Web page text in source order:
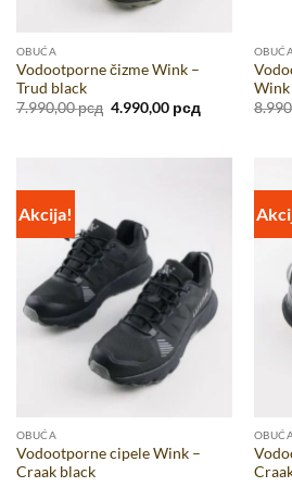
OBUĆA
Vodootporne čizme Wink –
Trud black
7.990,00рсд Originalna
7.990,00 рсд.
4.990,00 рсдTrenutna
cena
OBUĆA
Wink
Akcija!
OBUĆA
Vodootporne cipele Wink –
Craak black